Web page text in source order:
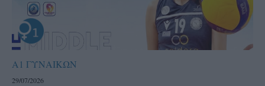
Α1 ΓΥΝΑΙΚΩΝ
29/07/2026